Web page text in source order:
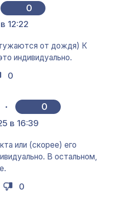
0
12:22
от дождя) К
индивидуально.
0
0
в 16:39
или (скорее) его
В остальном,
0